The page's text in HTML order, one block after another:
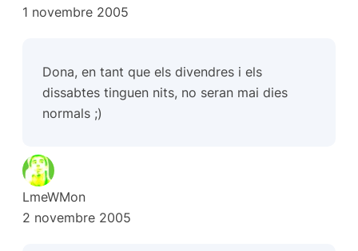
1 novembre 2005
Dona, en tant que els divendres i els
dissabtes tinguen nits, no seran mai dies
normals ;)
LmeWMon
2 novembre 2005